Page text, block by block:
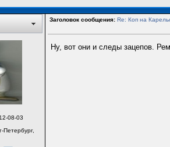
Заголовок сообщения: Re: Коп на
08-03
Петербург,
Ну, вот они и следы зацепов.